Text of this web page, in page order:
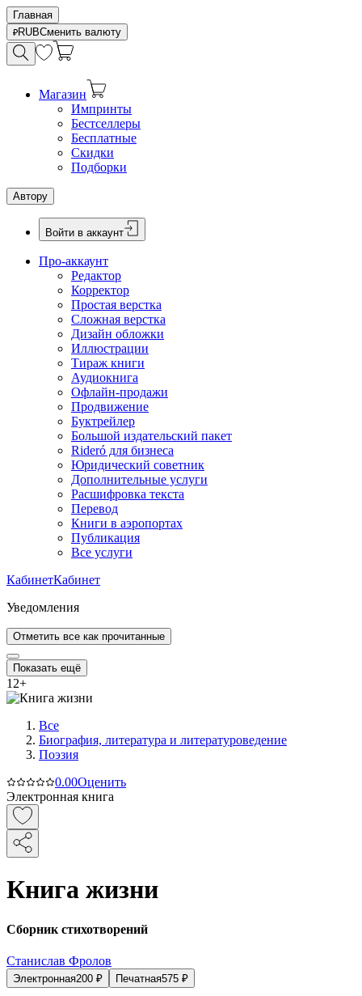
Главная
RUBСменить валюту
Магазин
Импринты
Бестселлеры
Бесплатные
Скидки
Подборки
Автору
Войти в аккаунт
Про-аккаунт
Редактор
Корректор
Простая верстка
Сложная верстка
Дизайн обложки
Иллюстрации
Тираж книги
Аудиокнига
Офлайн-продажи
Продвижение
Буктрейлер
Большой издательский пакет
Rideró для бизнеса
Юридический советник
Дополнительные услуги
Расшифровка текста
Перевод
Книги в аэропортах
Публикация
Все услуги
КабинетКабинет
Уведомления
Отметить все как прочитанные
Показать ещё
12+
Все
Биография, литература и литературоведение
Поэзия
0.00Оценить
Электронная книга
Книга жизни
Сборник стихотворений
Станислав Фролов
Электронная200 ₽ Печатная575 ₽